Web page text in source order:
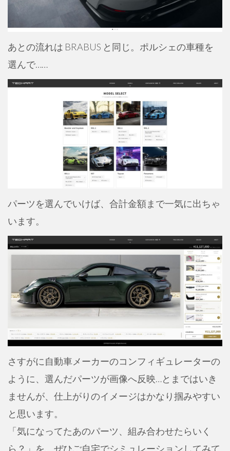
あとの流れは BRABUS と同じ。ポルシェの車種を
選んで……
パーツを選んでいけば、合計金額まで一気に出ちゃ
います。
さすがに自動車メーカーのコンフィギュレーターの
ように、選んだパーツが画像へ反映…とまではいき
ませんが、仕上がりのイメージはかなり掴みやすい
と思います。
「気になってたあのパーツ、組み合わせたらいく
ら？」を、ぜひご自宅でシミュレーションしてみて